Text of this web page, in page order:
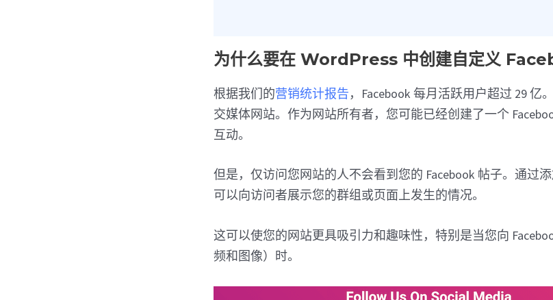
为什么要在 WordPress 中创建自定义
根据我们的营销统计报告，Facebook 每月活跃用户超过 29 亿
交媒体网站。作为网站所有者，您可能已经创建了一个
互动。
但是，仅访问您网站的人不会看到您的 Facebook 帖子。通过
可以向访问者展示您的群组或页面上发生的情况。
这可以使您的网站更具吸引力和趣味性，特别是当您向
频和图像）时。